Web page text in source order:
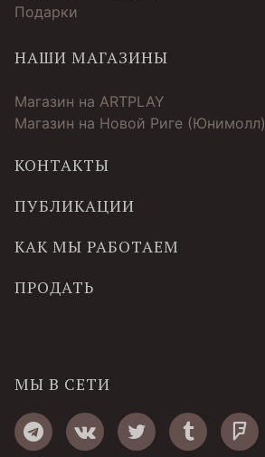
Подарки
НАШИ МАГАЗИНЫ
Магазин на ARTPLAY
Магазин на Новой Риге (Юнимолл)
КОНТАКТЫ
ПУБЛИКАЦИИ
КАК МЫ РАБОТАЕМ
ПРОДАТЬ
МЫ В СЕТИ